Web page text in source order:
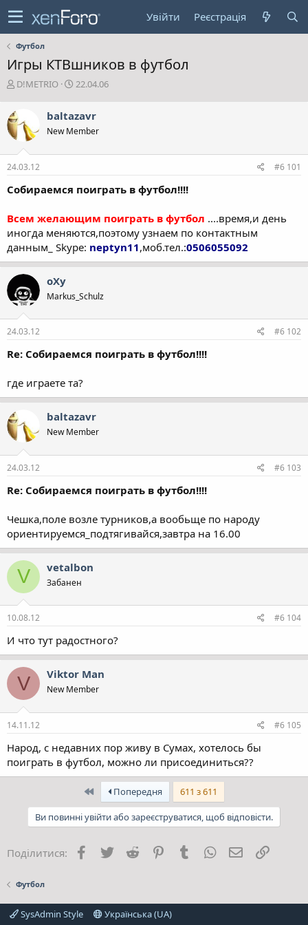
Увійти Реєстрація
Футбол
Игры КТВшников в футбол
А
о
р
е
м
D!METRIO
Д
а
с
в
е
н
я
22.04.06
baltazavr
New Member
24.03.12 #6 101
Собираемся поиграть в футбол!!!!
Всем желающим поиграть в футбол ....время,и день
иногда меняются,поэтому узнаем по контактным
данным_ Skype: neptyn11,моб.тел.:0506055092
oXy
Markus_Schulz
24.03.12 #6 102
Re: Собираемся поиграть в футбол!!!!
где играете та?
baltazavr
New Member
24.03.12 #6 103
Re: Собираемся поиграть в футбол!!!!
Чешка,поле возле турников,а вообьще по народу
ориентируемся_подтягивайся,завтра на 16.00
V vetalbon
Забанен
10.08.12 #6 104
И что тут радостного?
V Viktor Man
New Member
14.11.12 #6 105
Народ, с недавних пор живу в Сумах, хотелось бы
поиграть в футбол, можно ли присоединиться??
ПершийПопередня 611 з 611
Ви повинні увійти або зареєструватися, щоб відповісти.
Поділитися: Facebook
Twitter Reddit PinterestTumblrWhatsApp
E-mail
Футбол
SysAdmin Style Українська (UA)